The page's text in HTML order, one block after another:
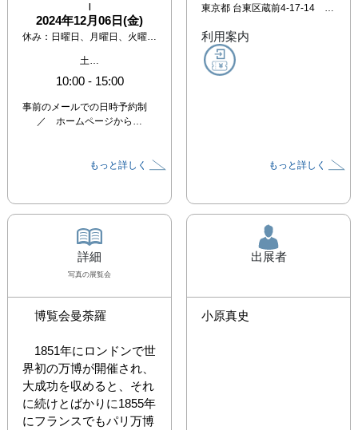
|
2024年12月06日(金)
休み： 日曜日、月曜日、火曜日、土曜日
土…
10:00- 15:00
事前のメールでの日時予約制
／ ホームページから…
もっと詳しく
東京都 台東区蔵前4-17-14 長応院内
利用案内
もっと詳しく
詳細
写真の展覧会
博覧会曼荼羅
1851年にロンドンで世
界初の万博が開催され、
大成功を収めると、それ
に続けとばかりに1855年
にフランスでもパリ万博
出展者
小原真史